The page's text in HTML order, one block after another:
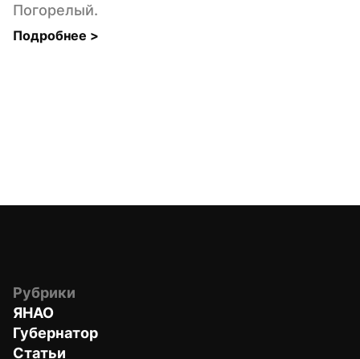
Погорелый.
Подробнее >
Рубрики
ЯНАО
Губернатор
Статьи